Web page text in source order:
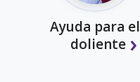
Ayuda para el
doliente